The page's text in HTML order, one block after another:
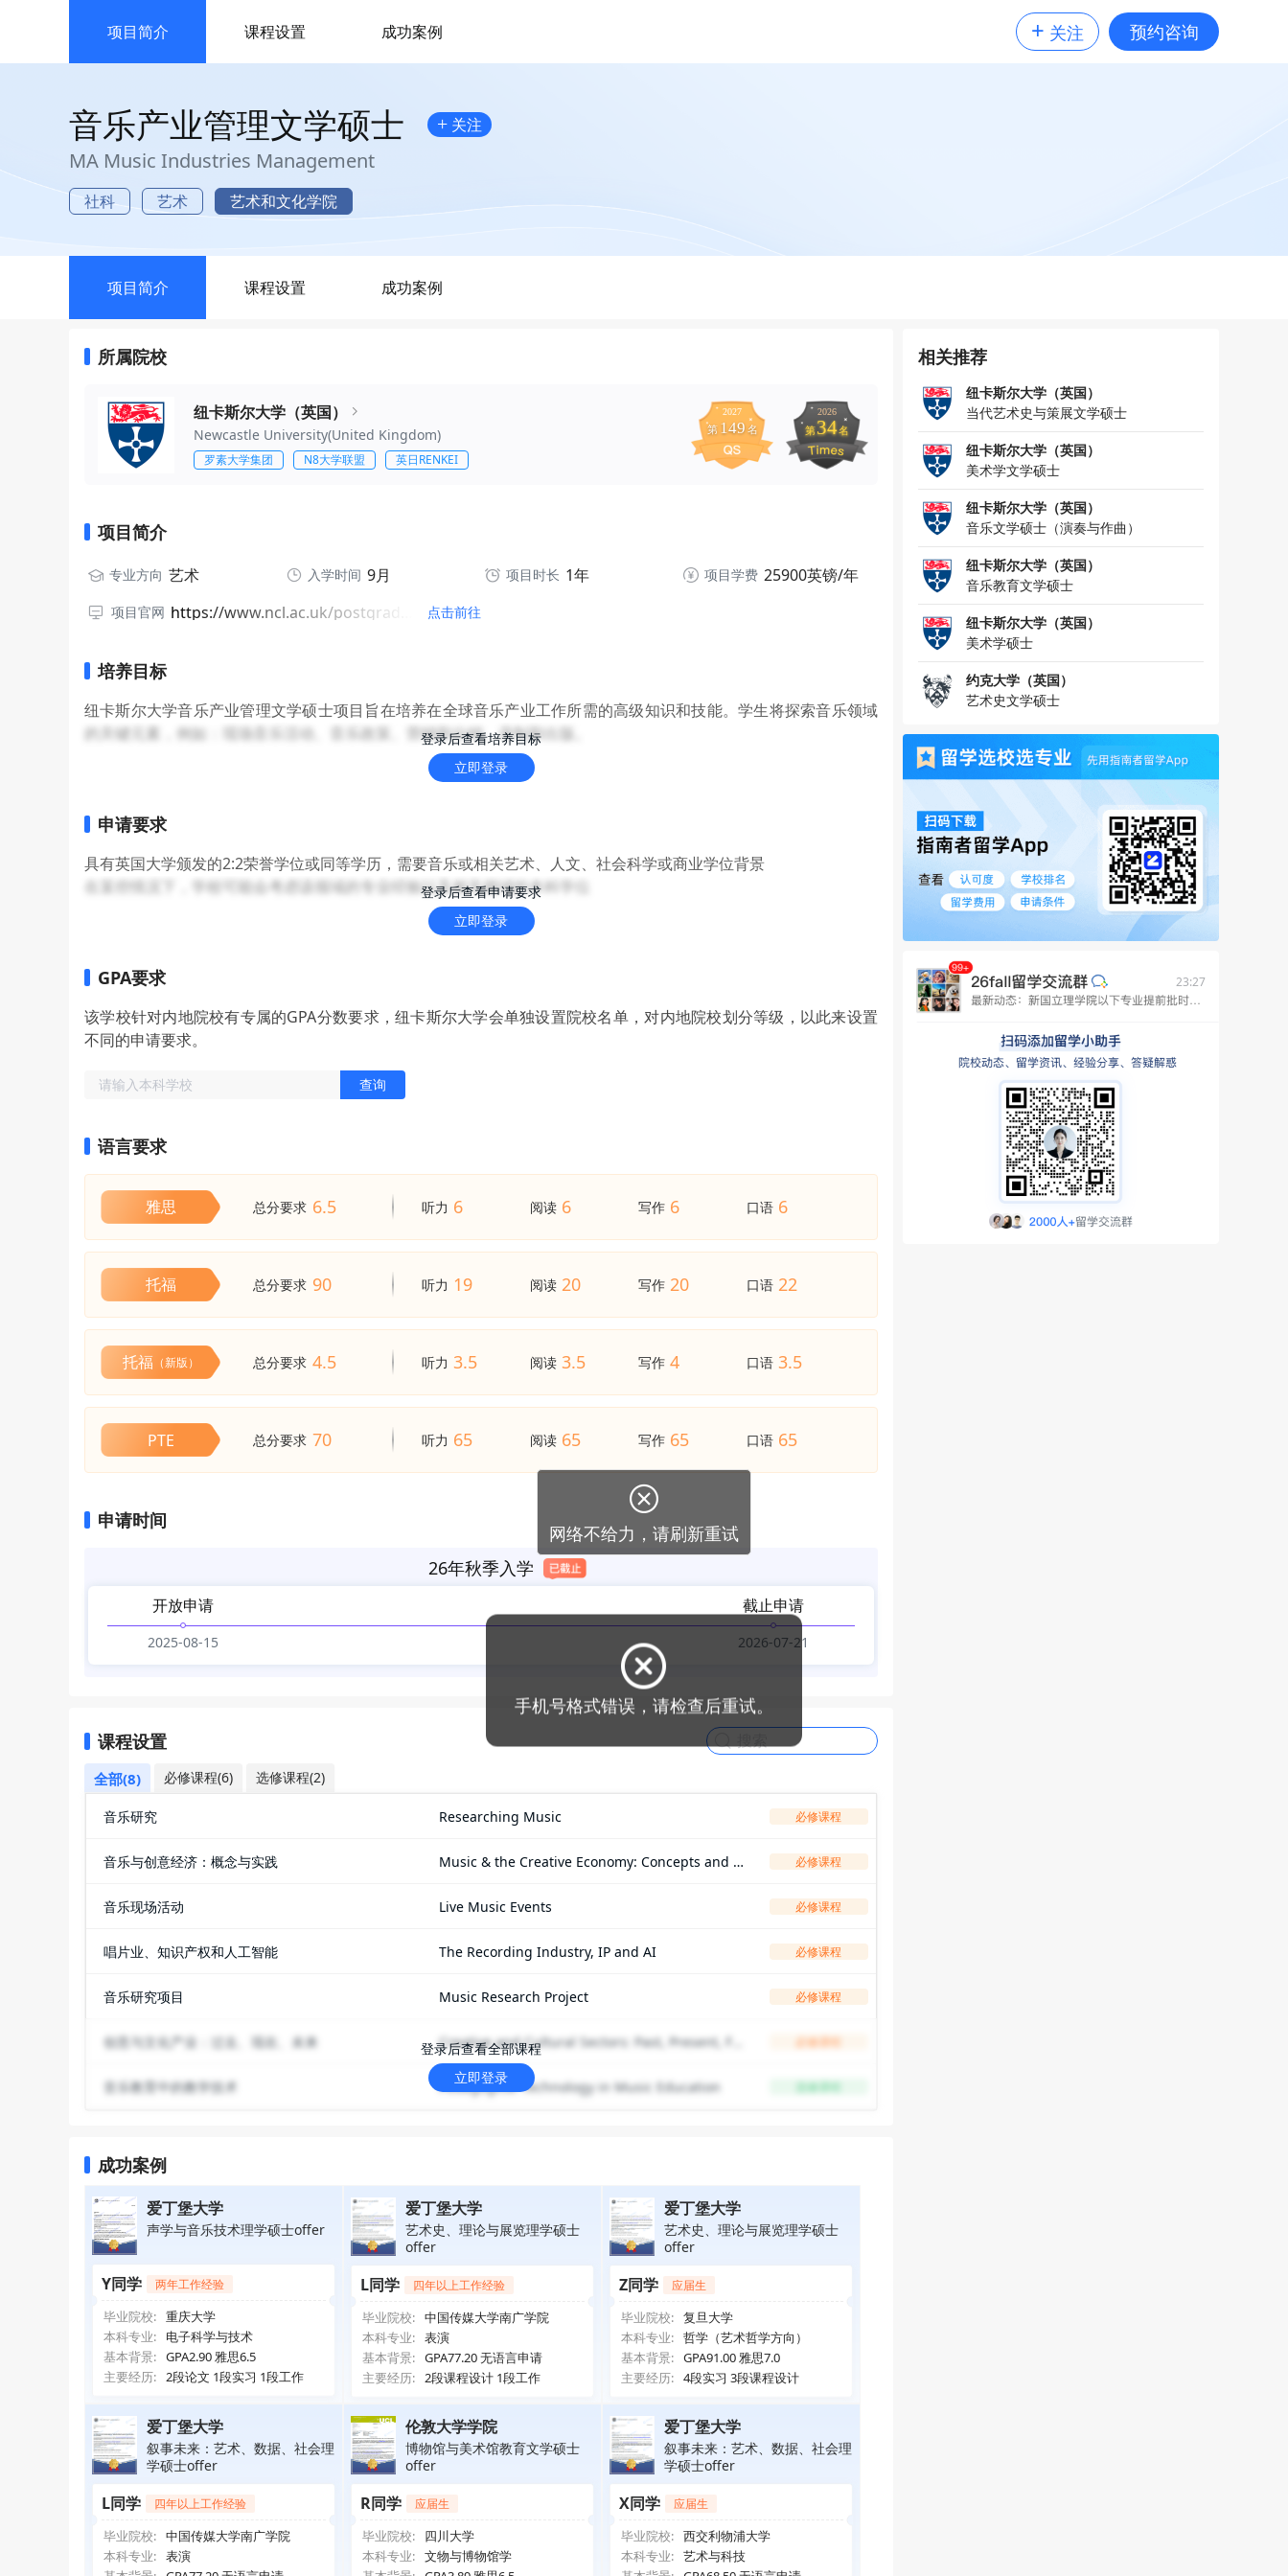
项目简介 课程设置 成功案例 + 关注 预约咨询
音乐产业管理文学硕士 + 关注
MA Music Industries Management
社科 艺术 艺术和文化学院
项目简介 课程设置 成功案例
所属院校
纽卡斯尔大学（英国）
Newcastle University(United Kingdom)
罗素大学集团 N8大学联盟 英日RENKEI
2027
第 149 名
2026
第34名
项目简介
专业方向 艺术 入学时间 9月 项目时长 1年 项目学费 25900英镑/年
项目官网 点击前往
登录后查看培养目标
立即登录
培养目标
纽卡斯尔大学音乐产业管理文学硕士项目旨在培养在全球音乐产业工作所需的高级知识和技能。学生将探索音乐领域
的关键元素，例如：现场音乐活动、音乐政策、营销和分销、录制和出版。
登录后查看申请要求
立即登录
申请要求
具有英国大学颁发的2:2荣誉学位或同等学历，需要音乐或相关艺术、人文、社会科学或商业学位背景
在某些情况下，学校可能会考虑该领域的专业经验以及相关领域的本科学位
GPA要求
该学校针对内地院校有专属的GPA分数要求，纽卡斯尔大学会单独设置院校名单，对内地院校划分等级，以此来设置
不同的申请要求。
查询
语言要求
雅思 总分要求 6.5 听力 6 阅读 6 写作 6 口语 6
托福 总分要求 90 听力 19 阅读 20 写作 20 口语 22
托福（新版） 总分要求 4.5 听力 3.5 阅读 3.5 写作 4 口语 3.5
PTE 总分要求 70 听力 65 阅读 65 写作 65 口语 65
申请时间
26年秋季入学
开放申请
2025-08-15
截止申请
2026-07-21
课程设置
全部(8) 必修课程(6) 选修课程(2)
音乐研究 Researching Music 必修课程
音乐与创意经济：概念与实践 Music & the Creative Economy: Concepts and P
ractices
必修课程
音乐现场活动 Live Music Events 必修课程
唱片业、知识产权和人工智能 The Recording Industry, IP and AI 必修课程
音乐研究项目 Music Research Project 必修课程
创意与文化产业：过去、现在、未来 Creative and Cultural Sectors: Past, Present, Fut
ure
必修课程
音乐教育中的教学技术 Pedagogical Technology in Music Education 选修课程
登录后查看全部课程
立即登录
成功案例
爱丁堡大学
声学与音乐技术理学硕士offer
Y同学 两年工作经验
毕业院校: 重庆大学
本科专业:
电子科学与技术
基本背景: GPA2.90 雅思6.5
主要经历: 2段论文 1段实习 1段工作
爱丁堡大学
艺术史、理论与展览理学硕士
offer
L同学 四年以上工作经验
毕业院校: 中国传媒大学南广学院
本科专业: 表演
基本背景: GPA77.20 无语言申请
主要经历: 2段课程设计 1段工作
爱丁堡大学
艺术史、理论与展览理学硕士
offer
Z同学 应届生
毕业院校: 复旦大学
本科专业: 哲学（艺术哲学方向）
基本背景: GPA91.00 雅思7.0
主要经历: 4段实习 3段课程设计
爱丁堡大学
叙事未来：艺术、数据、社会理
学硕士offer
L同学 四年以上工作经验
毕业院校: 中国传媒大学南广学院
本科专业: 表演
伦敦大学学院
博物馆与美术馆教育文学硕士
offer
R同学 应届生
毕业院校:
四川大学
本科专业: 文物与博物馆学
爱丁堡大学
叙事未来：艺术、数据、社会理
学硕士offer
X同学 应届生
毕业院校: 西交利物浦大学
本科专业: 艺术与科技
相关推荐
纽卡斯尔大学（英国）
当代艺术史与策展文学硕士
纽卡斯尔大学（英国）
美术学文学硕士
纽卡斯尔大学（英国）
音乐文学硕士（演奏与作曲）
纽卡斯尔大学（英国）
音乐教育文学硕士
纽卡斯尔大学（英国）
美术学硕士
约克大学（英国）
艺术史文学硕士
23:27
手机号格式错误，请检查后重试。

网络不给力，请刷新重试